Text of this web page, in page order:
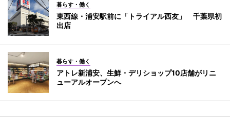
暮らす・働く
東西線・浦安駅前に「トライアル西友」 千葉県初
出店
暮らす・働く
アトレ新浦安、生鮮・デリショップ10店舗がリニ
ューアルオープンへ